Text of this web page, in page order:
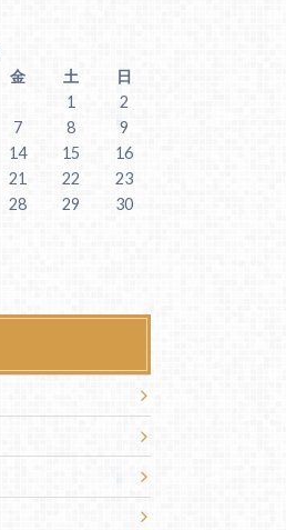
金 土
日
1
2
7 8
9
14 15
16
21 22
23
28 29
30